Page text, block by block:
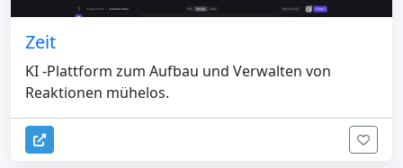
Zeit
KI -Plattform zum Aufbau und Verwalten von
Reaktionen mühelos.